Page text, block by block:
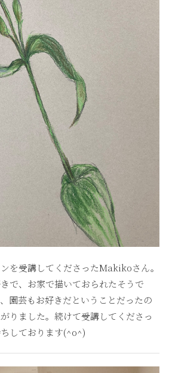
を受講してくださったMakikoさん。
で、お家で描いておられたそうで
園芸もお好きだということだったの
りました。続けて受講してくださっ
しております(^o^)